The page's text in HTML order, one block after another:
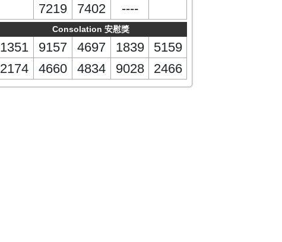
7219
7402 ----
Consolation 安慰獎
1351 9157 4697 1839
5159
2174
4660 4834 9028 2466